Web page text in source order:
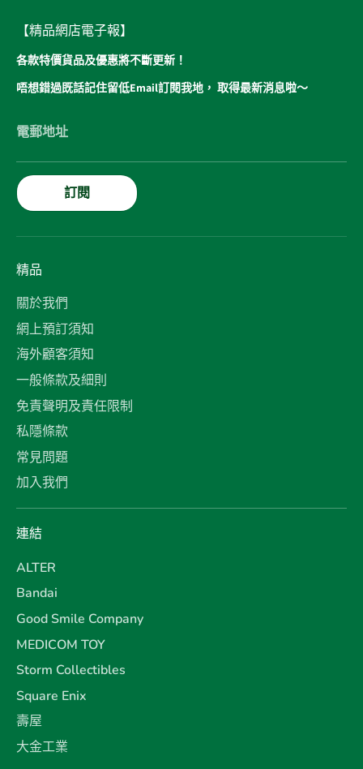
【精品網店電子報】
各款特價貨品及優惠將不斷更新！
唔想錯過既話記住留低Email訂閱我地， 取得最新消息啦～
電郵地址
訂閱
精品
關於我們
網上預訂須知
海外顧客須知
一般條款及細則
免責聲明及責任限制
私隱條款
常見問題
加入我們
連結
ALTER
Bandai
Good Smile Company
MEDICOM TOY
Storm Collectibles
Square Enix
壽屋
大金工業